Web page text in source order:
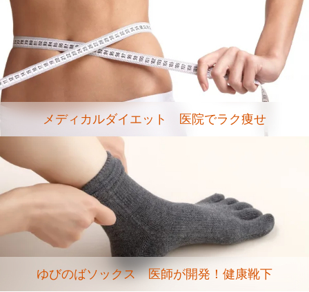
メディカルダイエット 医院でラク痩せ
ゆびのばソックス 医師が開発！健康靴下